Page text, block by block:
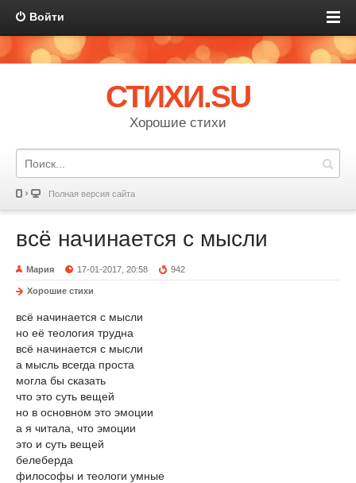
Войти
СТИХИ.SU
Хорошие стихи
Полная версия сайта
всё начинается с мысли
Мария 17-01-2017, 20:58 942
Хорошие стихи
всё начинается с мысли
но её теология трудна
всё начинается с мысли
а мысль всегда проста
могла бы сказать
что это суть вещей
но в основном это эмоции
а я читала, что эмоции
это и суть вещей
белеберда
философы и теологи умные